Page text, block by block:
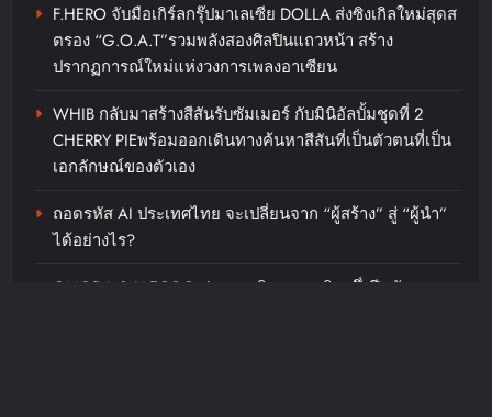
‘RAKSAPHAN’ เปิดฉากคอลเลกชัน
ระดับมาสเตอร์พีซคอลเลกชัน
แรก รังสรรค์ “ผ้าลายน้ำไหล” สู่ชิ้น
งานศิลปะสะสมสุดลิมิเต็ด ถ่ายทอด
ภูมิปัญญาท้องถิ่นสู่สุนทรียภาพระดับ
สากล
F.HERO จับมือเกิร์ลกรุ๊ปมาเลเซีย DOLLA ส่งซิงเกิลใหม่สุดส
ตรอง “G.O.A.T”รวมพลังสองศิลปินแถวหน้า สร้าง
ปรากฏการณ์ใหม่แห่งวงการเพลงอาเซียน
WHIB กลับมาสร้างสีสันรับซัมเมอร์ กับมินิอัลบั้มชุดที่ 2
CHERRY PIEพร้อมออกเดินทางค้นหาสีสันที่เป็นตัวตนที่เป็น
เอกลักษณ์ของตัวเอง
ถอดรหัส AI ประเทศไทย จะเปลี่ยนจาก “ผู้สร้าง” สู่ “ผู้นำ”
ได้อย่างไร?
OMODA & JAECOO ประกาศทิศทางธุรกิจครึ่งปีหลังชู